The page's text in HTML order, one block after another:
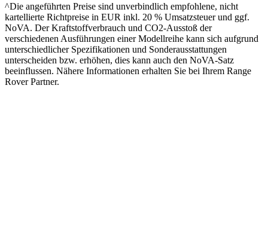
^Die angeführten Preise sind unverbindlich empfohlene, nicht
kartellierte Richtpreise in EUR inkl. 20 % Umsatzsteuer und ggf.
NoVA. Der Kraftstoffverbrauch und CO2-Ausstoß der
verschiedenen Ausführungen einer Modellreihe kann sich aufgrund
unterschiedlicher Spezifikationen und Sonderausstattungen
unterscheiden bzw. erhöhen, dies kann auch den NoVA-Satz
beeinflussen. Nähere Informationen erhalten Sie bei Ihrem Range
Rover Partner.